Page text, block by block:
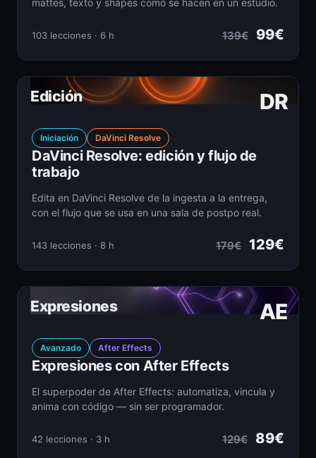
mattes, texto y shapes como se hacen en un estudio.
103 lecciones · 6 h 139€ 99€
DR
Edición
Iniciación DaVinci Resolve
DaVinci Resolve: edición y flujo de
trabajo
Edita en DaVinci Resolve de la ingesta a la entrega,
con el flujo que se usa en una sala de postpo real.
143 lecciones · 8 h 179€ 129€
AE
Expresiones
Avanzado After Effects
Expresiones con After Effects
El superpoder de After Effects: automatiza, vincula y
anima con código — sin ser programador.
42 lecciones · 3 h 129€ 89€